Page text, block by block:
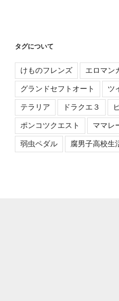
タグについて
けものフレンズ エロマン
グランドセフトオート ツ
テラリア ドラクエ３
ポンコツクエスト ママレ
弱虫ペダル 腐男子高校生